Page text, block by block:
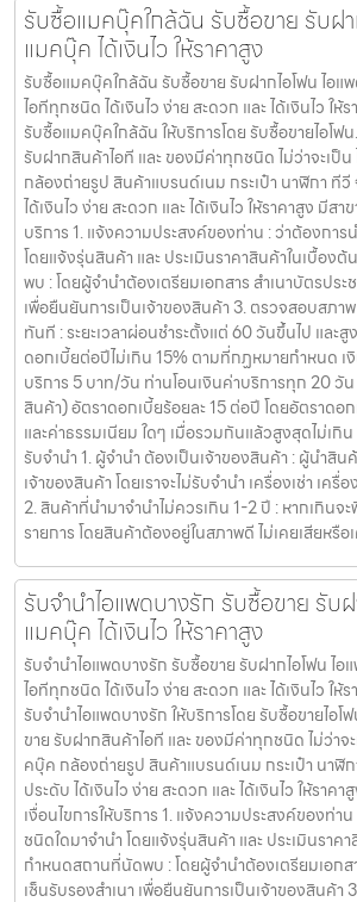
รับซื้อแมคบุ๊คใกล้ฉัน รับซื้อขาย รับฝา
แมคบุ๊ค ได้เงินไว ให้ราคาสูง
รับซื้อแมคบุ๊คใกล้ฉัน รับซื้อขาย รับฝากไอโฟน ไอแ
ไอทีทุกชนิด ได้เงินไว ง่าย สะดวก และ ได้เงินไว ใ
รับซื้อแมคบุ๊คใกล้ฉัน ให้บริการโดย รับซื้อขายไอโฟ
รับฝากสินค้าไอที และ ของมีค่าทุกชนิด ไม่ว่าจะเป็
กล้องถ่ายรูป สินค้าแบรนด์เนม กระเป๋า นาฬิกา ทีวี
ได้เงินไว ง่าย สะดวก และ ได้เงินไว ให้ราคาสูง มีส
บริการ 1. แจ้งความประสงค์ของท่าน : ว่าต้องการ
โดยแจ้งรุ่นสินค้า และ ประเมินราคาสินค้าในเบื้อง
พบ : โดยผู้จำนำต้องเตรียมเอกสาร สำเนาบัตรประ
เพื่อยืนยันการเป็นเจ้าของสินค้า 3. ตรวจสอบสภา
ทันที : ระยะเวลาผ่อนชำระตั้งแต่ 60 วันขึ้นไป และ
ดอกเบี้ยต่อปีไม่เกิน 15% ตามที่กฏหมายกำหนด เ
บริการ 5 บาท/วัน ท่านโอนเงินค่าบริการทุก 20 วั
สินค้า) อัตราดอกเบี้ยร้อยละ 15 ต่อปี โดยอัตราดอ
และค่าธรรมเนียม ใดๆ เมื่อรวมกันแล้วสูงสุดไม่เกิ
รับจำนำ 1. ผู้จำนำ ต้องเป็นเจ้าของสินค้า : ผู้นำสิน
เจ้าของสินค้า โดยเราจะไม่รับจำนำ เครื่องเช่า เค
2. สินค้าที่นำมาจำนำไม่ควรเกิน 1-2 ปี : หากเกินจ
รายการ โดยสินค้าต้องอยู่ในสภาพดี ไม่เคยเสียหรื
รับจำนำไอแพดบางรัก รับซื้อขาย รับ
แมคบุ๊ค ได้เงินไว ให้ราคาสูง
รับจำนำไอแพดบางรัก รับซื้อขาย รับฝากไอโฟน ไ
ไอทีทุกชนิด ได้เงินไว ง่าย สะดวก และ ได้เงินไว ใ
รับจำนำไอแพดบางรัก ให้บริการโดย รับซื้อขายไอ
ขาย รับฝากสินค้าไอที และ ของมีค่าทุกชนิด ไม่ว่าจ
คบุ๊ค กล้องถ่ายรูป สินค้าแบรนด์เนม กระเป๋า นาฬิ
ประดับ ได้เงินไว ง่าย สะดวก และ ได้เงินไว ให้ราค
เงื่อนไขการให้บริการ 1. แจ้งความประสงค์ของท่า
ชนิดใดมาจำนำ โดยแจ้งรุ่นสินค้า และ ประเมินราค
กำหนดสถานที่นัดพบ : โดยผู้จำนำต้องเตรียมเอกส
เซ็นรับรองสำเนา เพื่อยืนยันการเป็นเจ้าของสินค้